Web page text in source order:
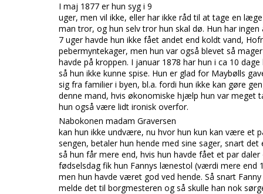
I maj 1877 er hun syg i 9
uger, men vil ikke, eller har ikke rådtil at tage en
man tror, og hun selv tror hun skal dø. Hun har ingen
7 uger havde hun ikke fået andet end koldt vand,
pebermyntekager, men hun var også blevet så
havde på kroppen. I januar 1878 har hun i ca 10
så hun ikke kunne spise. Hun er glad for Maybølls
sig fra familier i byen, bl.a. fordi hun ikke kan gøre
denne mand, hvis økonomiske hjælp hun var meget
hun også være lidt ironisk overfor.
Nabokonen madam Graversen
kan hun ikke undvære, nu hvor hun kun kan være et
sengen, betaler hun hende med sine sager, snart
så hun får mere end, hvis hun havde fået et par
fødselsdag fik hun Fannys lænestol (værdi mere end
men hun havde været god ved hende. Så snart
melde det til borgmesteren og så skulle han nok